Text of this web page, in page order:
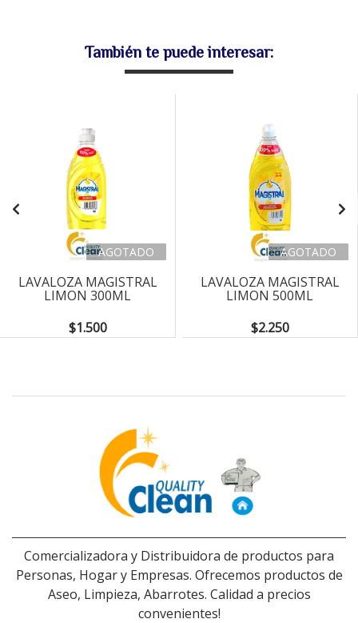
También te puede interesar:
AGOTADO
LAVALOZA MAGISTRAL
LIMON 300ML
$1.500
AGOTADO
LAVALOZA MAGISTRAL
LIMON 500ML
$2.250
Comercializadora y Distribuidora de productos para
Personas, Hogar y Empresas. Ofrecemos productos de
Aseo, Limpieza, Abarrotes. Calidad a precios
convenientes!